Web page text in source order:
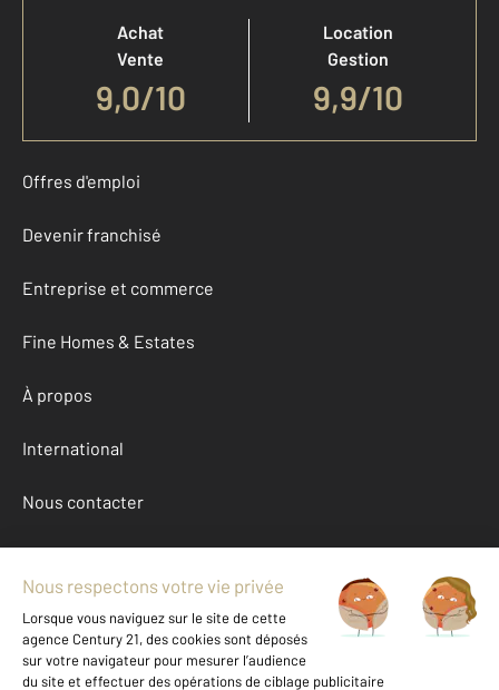
Achat
Vente
9,0/10
Location
Gestion
9,9/10
Offres d'emploi
Devenir franchisé
Entreprise et commerce
Fine Homes & Estates
À propos
International
Nous contacter
Mentions légales & CGU et Barèmes d'honoraires
Données personnelles
Gestionnaire des cookies